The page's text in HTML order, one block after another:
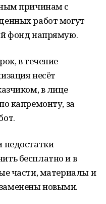
причинам с
работ могут
фонд напрямую.
в течение
несёт
в лице
капремонту, за
недостатки
бесплатно и в
части, материалы и
новыми.